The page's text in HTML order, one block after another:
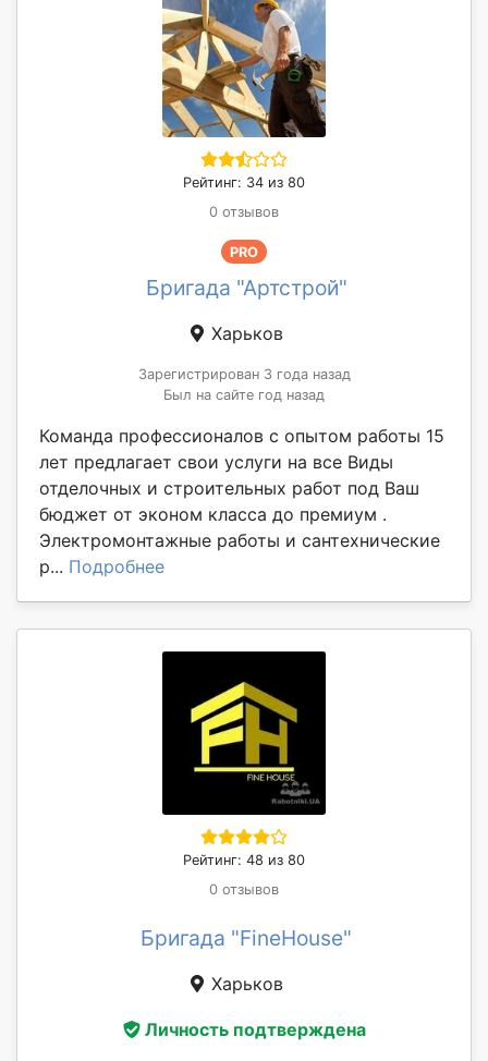
Рейтинг: 34 из 80
0 отзывов
PRO
Бригада "Артстрой"
Харьков
Зарегистрирован 3 года назад
Был на сайте год назад
Команда профессионалов с опытом работы 15
лет предлагает свои услуги на все Виды
отделочных и строительных работ под Ваш
бюджет от эконом класса до премиум .
Электромонтажные работы и сантехнические
р... Подробнее
Рейтинг: 48 из 80
0 отзывов
Бригада "FineHouse"
Харьков
Личность подтверждена